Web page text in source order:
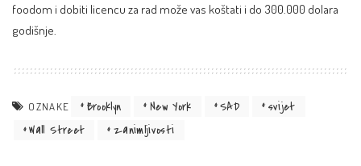
foodom i dobiti licencu za rad može vas koštati i do 300.000 dolara
godišnje.
OZNAKE Brooklyn New York SAD
svijet
Wall Street
zanimljivosti